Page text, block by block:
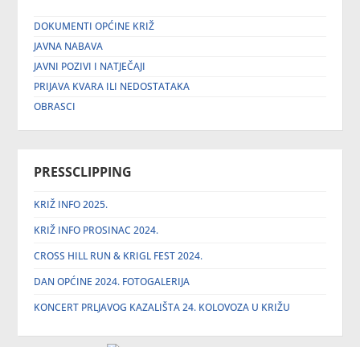
DOKUMENTI OPĆINE KRIŽ
JAVNA NABAVA
JAVNI POZIVI I NATJEČAJI
PRIJAVA KVARA ILI NEDOSTATAKA
OBRASCI
PRESSCLIPPING
KRIŽ INFO 2025.
KRIŽ INFO PROSINAC 2024.
CROSS HILL RUN & KRIGL FEST 2024.
DAN OPĆINE 2024. FOTOGALERIJA
KONCERT PRLJAVOG KAZALIŠTA 24. KOLOVOZA U KRIŽU